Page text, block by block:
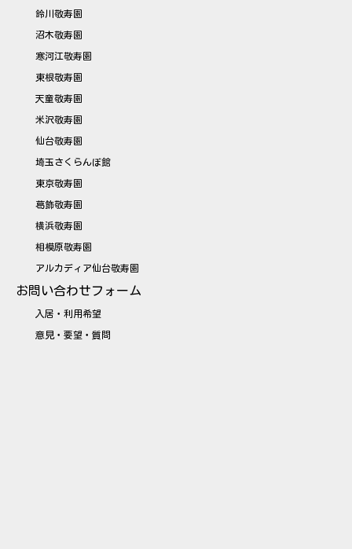
鈴川敬寿園
沼木敬寿園
寒河江敬寿園
東根敬寿園
天童敬寿園
米沢敬寿園
仙台敬寿園
埼玉さくらんぼ館
東京敬寿園
葛飾敬寿園
横浜敬寿園
相模原敬寿園
アルカディア仙台敬寿園
お問い合わせフォーム
入居・利用希望
意見・要望・質問